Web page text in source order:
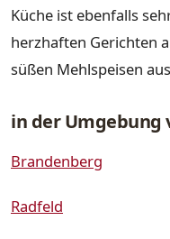
Küche ist ebenfalls
herzhaften Gerichten
süßen Mehlspeisen
in der Umgebung
Brandenberg
Radfeld